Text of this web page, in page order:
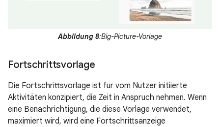
Abbildung 8:Big-Picture-Vorlage
Fortschrittsvorlage
Die Fortschrittsvorlage ist für vom Nutzer initiierte
Aktivitäten konzipiert, die Zeit in Anspruch nehmen. Wenn
eine Benachrichtigung, die diese Vorlage verwendet,
maximiert wird, wird eine Fortschrittsanzeige